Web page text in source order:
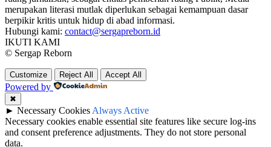
merupakan literasi mutlak diperlukan sebagai kemampuan dasar
berpikir kritis untuk hidup di abad informasi.
Hubungi kami: contact@sergapreborn.id
IKUTI KAMI
© Sergap Reborn
Customize Reject All Accept All
Powered by
✖
► Necessary Cookies Always Active
Necessary cookies enable essential site features like secure log-ins
and consent preference adjustments. They do not store personal
data.